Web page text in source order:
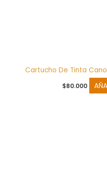
Cartucho De Tinta
$80.000